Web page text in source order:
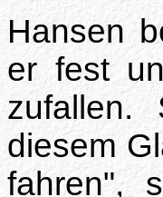
Hansen
er fest
zufallen.
diesem
fahren",